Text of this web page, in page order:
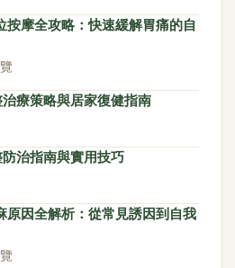
按摩全攻略：快速緩解胃痛的自
療策略與居家復健指南
治指南與實用技巧
原因全解析：從常見誘因到自我